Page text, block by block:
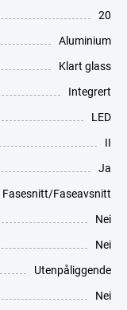
20
Aluminium
Klart glass
Integrert
LED
II
Ja
Fasesnitt/Faseavsnitt
Nei
Nei
Utenpåliggende
Nei